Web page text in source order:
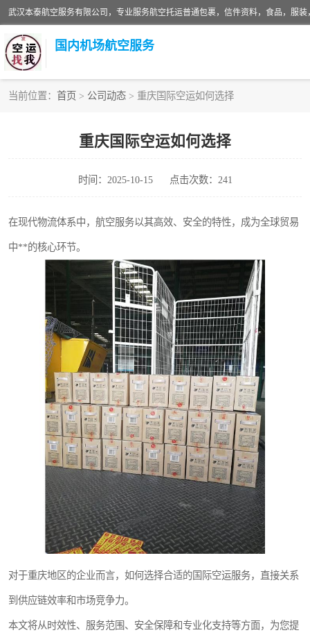
国内机场航空服务
当前位置： 首页 > 公司动态 > 重庆国际空运如何选择
重庆国际空运如何选择
时间：2025-10-15 点击次数：241
在现代物流体系中，航空服务以其高效、安全的特性，成为全球贸易
中**的核心环节。
对于重庆地区的企业而言，如何选择合适的国际空运服务，直接关系
到供应链效率和市场竞争力。
本文将从时效性、服务范围、安全保障和专业化支持等方面，为您提